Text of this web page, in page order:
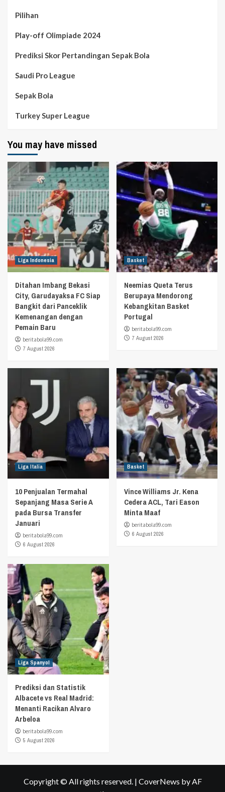
Pilihan
Play-off Olimpiade 2024
Prediksi Skor Pertandingan Sepak Bola
Saudi Pro League
Sepak Bola
Turkey Super League
You may have missed
Liga Indonesia
Ditahan Imbang Bekasi
City, Garudayaksa FC Siap
Bangkit dari Panceklik
Kemenangan dengan
Pemain Baru
beritabola99.com
7 August 2026
Basket
Neemias Queta Terus
Berupaya Mendorong
Kebangkitan Basket
Portugal
beritabola99.com
7 August 2026
Liga Italia
10 Penjualan Termahal
Sepanjang Masa Serie A
pada Bursa Transfer
Januari
beritabola99.com
6 August 2026
Basket
Vince Williams Jr. Kena
Cedera ACL, Tari Eason
Minta Maaf
beritabola99.com
6 August 2026
Liga Spanyol
Prediksi dan Statistik
Albacete vs Real Madrid:
Menanti Racikan Alvaro
Arbeloa
beritabola99.com
5 August 2026
Copyright © All rights reserved. | CoverNews by AF